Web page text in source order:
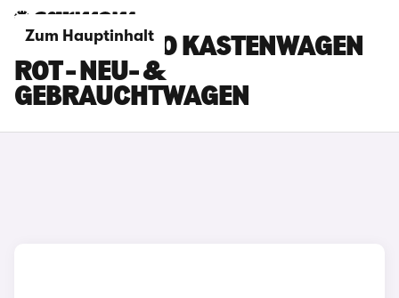
Zum Hauptinhalt
FIAT E-SCUDO KASTENWAGEN
ROT - NEU- &
GEBRAUCHTWAGEN